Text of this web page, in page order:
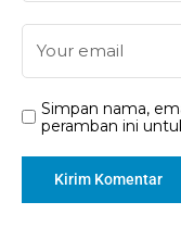
Simpan nama,
peramban ini